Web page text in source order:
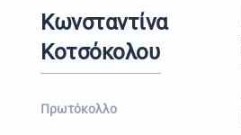
Κωνσταντίνα
Κοτσόκολου
Πρωτόκολλο